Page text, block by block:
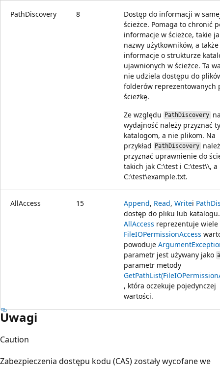
PathDiscovery 8
Dostęp do informacji w
ścieżce. Pomaga to chronić
informacje w ścieżce, takie
nazwy użytkowników, a także
informacje o strukturze
ujawnionych w ścieżce. Ta
nie udziela dostępu do
folderów reprezentowanych
ścieżkę.
Ze względu
PathDiscovery
wydajność należy przyznać
katalogom, a nie plikom. Na
przykład
PathDiscovery
przyznać uprawnienie do
takich jak C:\test i C:\test\\, a
C:\test\example.txt.
AllAccess 15 Append, Read, Writei
dostęp do pliku lub katalogu.
AllAccess reprezentuje wiele
FileIOPermissionAccess
powoduje
parametr jest używany jako
parametr metody
, która oczekuje pojedynczej
wartości.
Uwagi
Caution
Zabezpieczenia dostępu kodu (CAS) zostały wycofane we